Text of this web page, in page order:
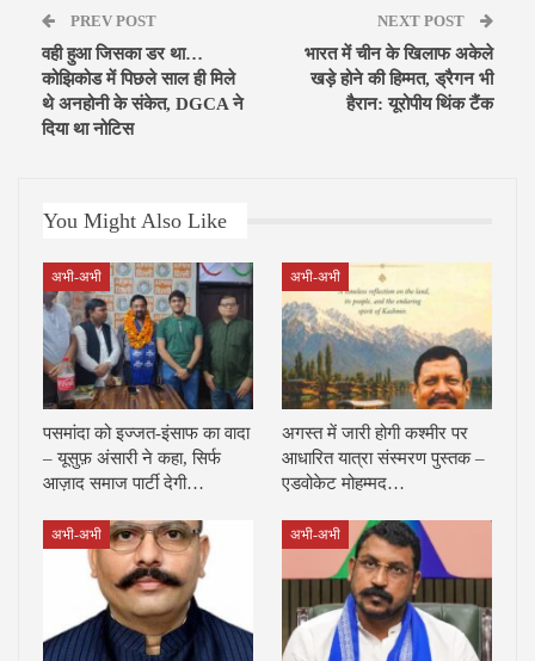
PREV POST
वही हुआ जिसका डर था…
कोझिकोड में पिछले साल ही मिले
थे अनहोनी के संकेत, DGCA ने
दिया था नोटिस
NEXT POST
भारत में चीन के खिलाफ अकेले
खड़े होने की हिम्मत, ड्रैगन भी
हैरान: यूरोपीय थिंक टैंक
You Might Also Like
अभी-अभी
पसमांदा को इज्जत-इंसाफ का वादा
– यूसुफ़ अंसारी ने कहा, सिर्फ
आज़ाद समाज पार्टी देगी…
अभी-अभी
अगस्त में जारी होगी कश्मीर पर
आधारित यात्रा संस्मरण पुस्तक –
एडवोकेट मोहम्मद…
अभी-अभी अभी-अभी